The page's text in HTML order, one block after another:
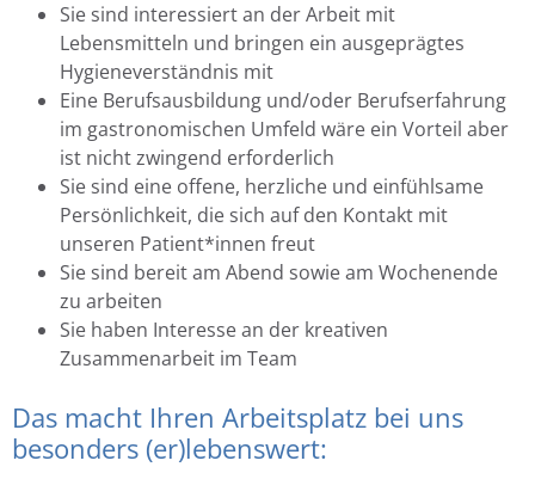
Sie sind interessiert an der Arbeit mit
Lebensmitteln und bringen ein ausgeprägtes
Hygieneverständnis mit
Eine Berufsausbildung und/oder Berufserfahrung
im gastronomischen Umfeld wäre ein Vorteil aber
ist nicht zwingend erforderlich
Sie sind eine offene, herzliche und einfühlsame
Persönlichkeit, die sich auf den Kontakt mit
unseren Patient*innen freut
Sie sind bereit am Abend sowie am Wochenende
zu arbeiten
Sie haben Interesse an der kreativen
Zusammenarbeit im Team
Das macht Ihren Arbeitsplatz bei uns
besonders (er)lebenswert: